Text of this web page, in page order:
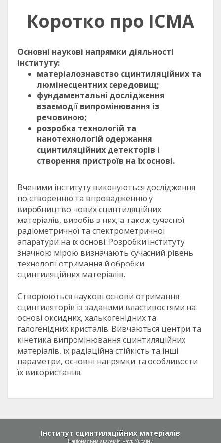
Коротко про ІСМА
Основні наукові напрямки діяльності
інституту:
матеріалознавство сцинтиляційних та
люмінесцентних середовищ;
фундаментальні дослідження
взаємодії випромінювання із
речовиною;
розробка технологій та
нанотехнологій одержання
сцинтиляційних детекторів і
створення пристроїв на їх основі.
Вченими інституту виконуються дослідження
по створенню та впровадженню у
виробництво нових сцинтиляційних
матеріалів, виробів з них, а також сучасної
радіометричної та спектрометричної
апаратури на їх основі. Розробки інституту
значною мірою визначають сучасний рівень
технології отримання й обробки
сцинтиляційних матеріалів.
Створюються наукові основи отримання
сцинтиляторів із заданими властивостями на
основі оксидних, халькогенідних та
галогенідних кристалів. Вивчаються центри та
кінетика випромінювання сцинтиляційних
матеріалів, їх радіаційна стійкість та інші
параметри, основні напрямки та особливости
їх використання.
Інститут сцинтиляційних матеріалів
Національна академія наук України